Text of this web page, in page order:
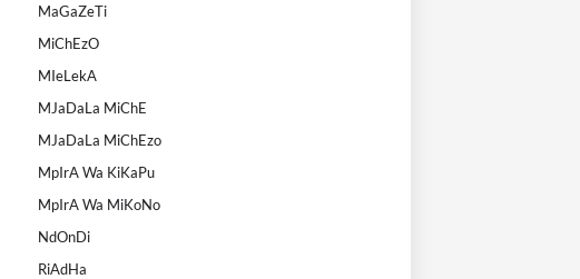
MaGaZeTi
MiChEzO
MIeLekA
MJaDaLa MiChE
MJaDaLa MiChEzo
MpIrA Wa KiKaPu
MpIrA Wa MiKoNo
NdOnDi
RiAdHa